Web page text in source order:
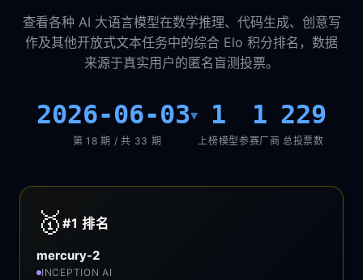
查看各种 AI 大语言模型在数学推理、代码生成、创意写
作及其他开放式文本任务中的综合 Elo 积分排名，数据
来源于真实用户的匿名盲测投票。
2026-06-03▾
第 18 期 / 共 33 期
1
上榜模型
1
参赛厂商
229
总投票数
🥇 #1排名
mercury-2
INCEPTION AI